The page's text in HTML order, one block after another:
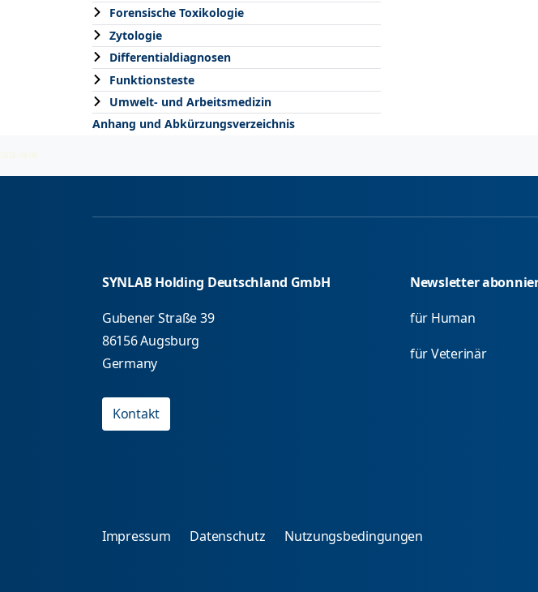
Forensische Toxikologie
Zytologie
Differentialdiagnosen
Funktionsteste
Umwelt- und Arbeitsmedizin
Anhang und Abkürzungsverzeichnis
2026-08-08
SYNLAB Holding Deutschland GmbH
Gubener Straße 39
86156 Augsburg
Germany
Kontakt
Newsletter
für Human
für Veterinär
Impressum Datenschutz Nutzungsbedingungen